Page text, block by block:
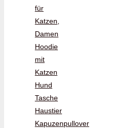
für
Katzen,
Damen
Hoodie
mit
Katzen
Hund
Tasche
Haustier
Kapuzenpullover